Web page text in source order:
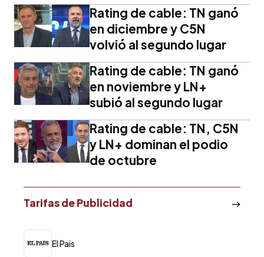
Rating de cable: TN ganó
en diciembre y C5N
volvió al segundo lugar
Rating de cable: TN ganó
en noviembre y LN+
subió al segundo lugar
Rating de cable: TN, C5N
y LN+ dominan el podio
de octubre
Tarifas de Publicidad
El Pais